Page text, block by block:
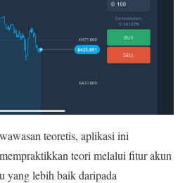
teoretis, aplikasi ini
teori melalui fitur akun
yang lebih baik daripada